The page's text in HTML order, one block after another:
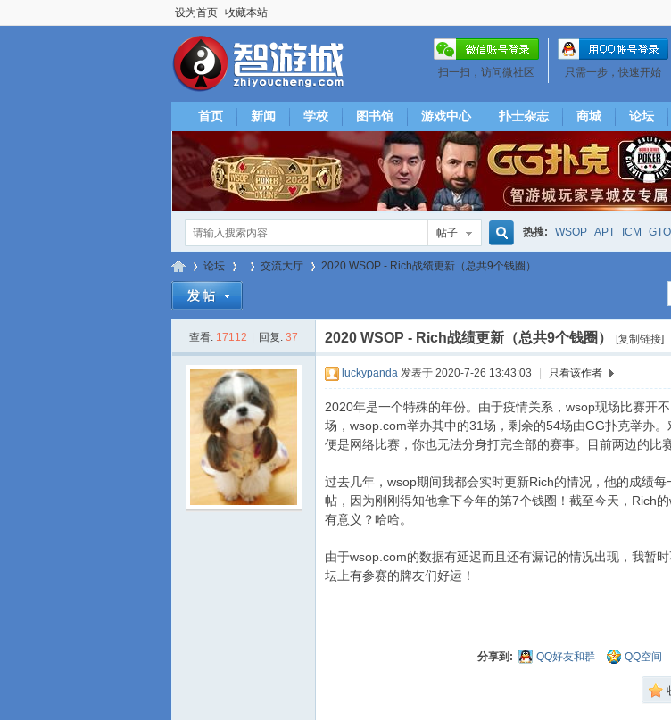
设为首页 收藏本站
只需一步，快速开始
扫一扫，访问微社区
首页 新闻 学校 图书馆 游戏中心 扑士杂志 商城 论坛
帖子
搜
索
热搜: WSOP APT ICM GTO
下风期
»
论坛
› ›
交流大厅 2020 WSOP - Rich战绩更新（总共9个钱圈）
查看: 17112 回复: 37 2020 WSOP - Rich战绩更新（总共9个钱圈） [复制链接]
luckypanda 发表于 2020-7-26 13:43:03 只看该作者
2020年是一个特殊的年份。由于疫情关系，wsop现场比赛开
场，wsop.com举办其中的31场，剩余的54场由GG扑克举办
便是网络比赛，你也无法分身打完全部的赛事。目前两边的比
过去几年，wsop期间我都会实时更新Rich的情况，他的成绩
帖，因为刚刚得知他拿下今年的第7个钱圈！截至今天，Rich
有意义？哈哈。
由于wsop.com的数据有延迟而且还有漏记的情况出现，我暂
坛上有参赛的牌友们好运！
分享到: QQ好友和群 QQ空间